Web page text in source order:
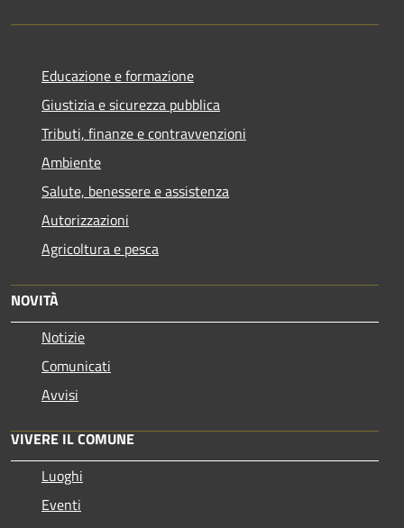
Educazione e formazione
Giustizia e sicurezza pubblica
Tributi, finanze e contravvenzioni
Ambiente
Salute, benessere e assistenza
Autorizzazioni
Agricoltura e pesca
NOVITÀ
Notizie
Comunicati
Avvisi
VIVERE IL COMUNE
Luoghi
Eventi